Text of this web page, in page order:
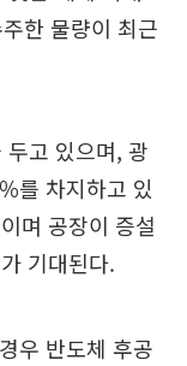
한 물량이 최근
고 있으며, 광
를 차지하고 있
며 공장이 증설
기대된다.
우 반도체 후공